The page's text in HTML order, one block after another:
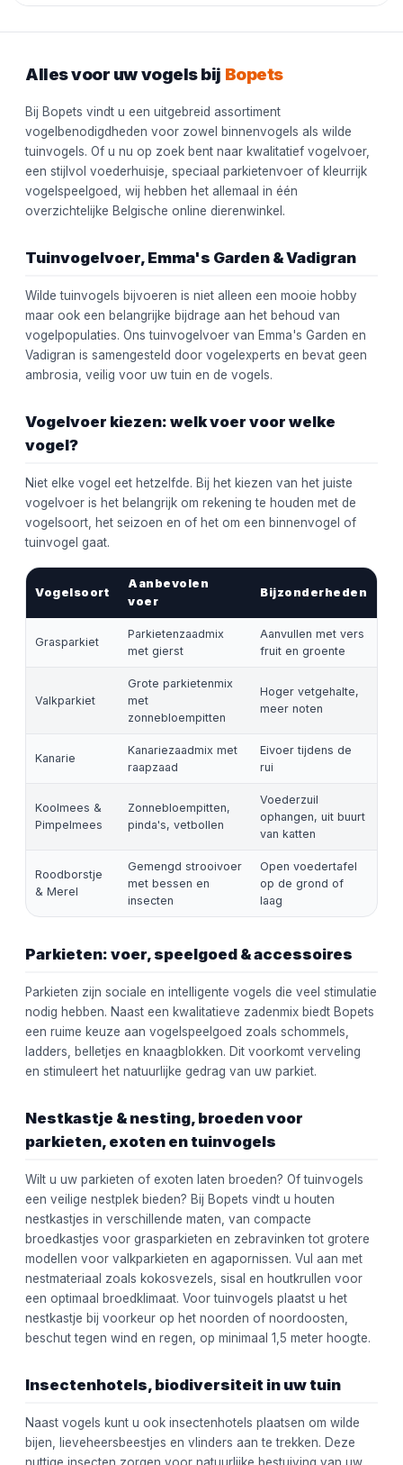
Alles voor uw vogels bij Bopets
Bij Bopets vindt u een uitgebreid assortiment
vogelbenodigdheden voor zowel binnenvogels als wilde
tuinvogels. Of u nu op zoek bent naar kwalitatief vogelvoer,
een stijlvol voederhuisje, speciaal parkietenvoer of kleurrijk
vogelspeelgoed, wij hebben het allemaal in één
overzichtelijke Belgische online dierenwinkel.
Tuinvogelvoer, Emma's Garden & Vadigran
Wilde tuinvogels bijvoeren is niet alleen een mooie hobby
maar ook een belangrijke bijdrage aan het behoud van
vogelpopulaties. Ons tuinvogelvoer van Emma's Garden en
Vadigran is samengesteld door vogelexperts en bevat geen
ambrosia, veilig voor uw tuin en de vogels.
Vogelvoer kiezen: welk voer voor welke
vogel?
Niet elke vogel eet hetzelfde. Bij het kiezen van het juiste
vogelvoer is het belangrijk om rekening te houden met de
vogelsoort, het seizoen en of het om een binnenvogel of
tuinvogel gaat.
Vogelsoort
Aanbevolen
voer
Bijzonderheden
Grasparkiet
Parkietenzaadmix
met gierst
Aanvullen met vers
fruit en groente
Valkparkiet
Grote parkietenmix
met
zonnebloempitten
Hoger vetgehalte,
meer noten
Kanarie
Kanariezaadmix met
raapzaad
Eivoer tijdens de
rui
Koolmees &
Pimpelmees
Zonnebloempitten,
pinda's, vetbollen
Voederzuil
ophangen, uit buurt
van katten
Roodborstje
& Merel
Gemengd strooivoer
met bessen en
insecten
Open voedertafel
op de grond of
laag
Parkieten: voer, speelgoed & accessoires
Parkieten zijn sociale en intelligente vogels die veel stimulatie
nodig hebben. Naast een kwalitatieve zadenmix biedt Bopets
een ruime keuze aan vogelspeelgoed zoals schommels,
ladders, belletjes en knaagblokken. Dit voorkomt verveling
en stimuleert het natuurlijke gedrag van uw parkiet.
Nestkastje & nesting, broeden voor
parkieten, exoten en tuinvogels
Wilt u uw parkieten of exoten laten broeden? Of tuinvogels
een veilige nestplek bieden? Bij Bopets vindt u houten
nestkastjes in verschillende maten, van compacte
broedkastjes voor grasparkieten en zebravinken tot grotere
modellen voor valkparkieten en agapornissen. Vul aan met
nestmateriaal zoals kokosvezels, sisal en houtkrullen voor
een optimaal broedklimaat. Voor tuinvogels plaatst u het
nestkastje bij voorkeur op het noorden of noordoosten,
beschut tegen wind en regen, op minimaal 1,5 meter hoogte.
Insectenhotels, biodiversiteit in uw tuin
Naast vogels kunt u ook insectenhotels plaatsen om wilde
bijen, lieveheersbeestjes en vlinders aan te trekken. Deze